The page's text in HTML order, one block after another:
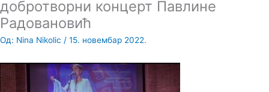
добротворни концерт Павлине
Радовановић
Од: Nina Nikolic / 15. новембар 2022.